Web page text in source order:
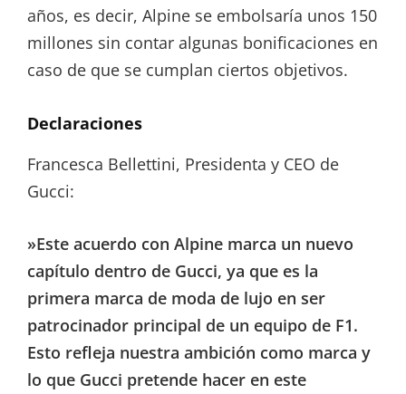
años, es decir, Alpine se embolsaría unos 150
millones sin contar algunas bonificaciones en
caso de que se cumplan ciertos objetivos.
Declaraciones
Francesca Bellettini, Presidenta y CEO de
Gucci:
»Este acuerdo con Alpine marca un nuevo
capítulo dentro de Gucci, ya que es la
primera marca de moda de lujo en ser
patrocinador principal de un equipo de F1.
Esto refleja nuestra ambición como marca y
lo que Gucci pretende hacer en este